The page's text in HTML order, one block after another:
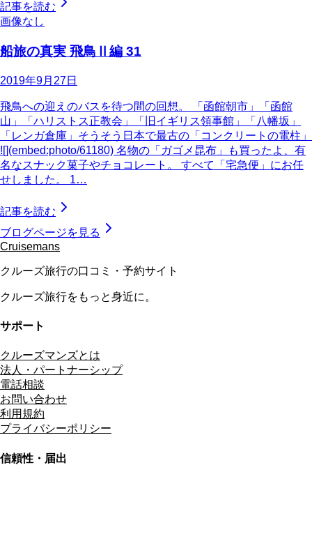
記事を読む
画像なし
船旅の真実 飛鳥Ⅱ編 31
2019年9月27日
飛鳥への迎えのバスを待つ間の回想。 「函館朝市」「函館
山」「ハリストス正教会」「旧イギリス領事館」「八幡坂」
「レンガ倉庫」そうそう日本で最古の「コンクリートの電柱」
![](embed:photo/61180) 名物の「ガゴメ昆布」も買ったよ、有
名なスナック菓子やチョコレート。 すべて「宅急便」にお任
せしました。 1…
記事を読む
ブログページを見る
Cruisemans
クルーズ旅行の口コミ・予約サイト
クルーズ旅行をもっと身近に。
サポート
クルーズマンズとは
法人・パートナーシップ
電話相談
お問い合わせ
利用規約
プライバシーポリシー
信頼性・届出